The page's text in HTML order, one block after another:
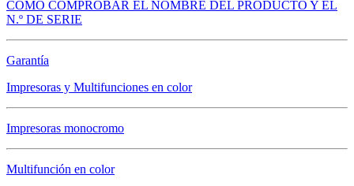
CÓMO COMPROBAR EL NOMBRE DEL PRODUCTO Y EL
N.º DE SERIE
Garantía
Impresoras y Multifunciones en color
Impresoras monocromo
Multifunción en color